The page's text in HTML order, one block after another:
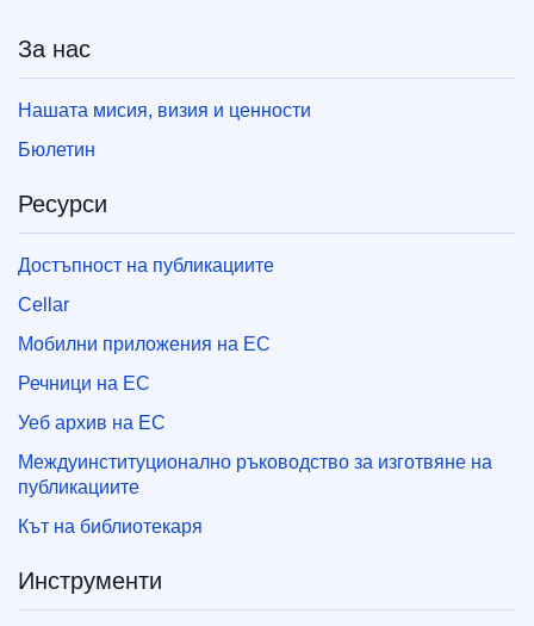
За нас
Нашата мисия, визия и ценности
Бюлетин
Ресурси
Достъпност на публикациите
Cellar
Мобилни приложения на ЕС
Речници на ЕС
Уеб архив на ЕС
Междуинституционално ръководство за изготвяне на
публикациите
Кът на библиотекаря
Инструменти